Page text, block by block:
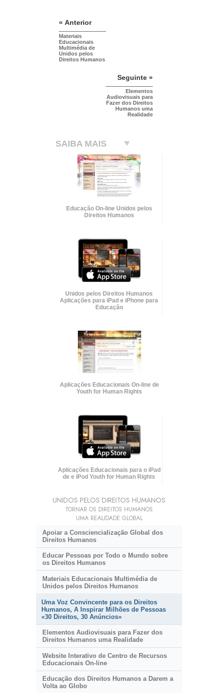
« Anterior
Materiais
Educacionais
Multimédia de
Unidos pelos
Direitos Humanos
Seguinte »
Elementos
Audiovisuais para
Fazer dos Direitos
Humanos uma
Realidade
SAIBA MAIS
Educação On-line Unidos pelos
Direitos Humanos
Unidos pelos Direitos Humanos
Aplicações para iPad e iPhone para
Educação
Aplicações Educacionais On-line de
Youth for Human Rights
Aplicações Educacionais para o iPad
de e iPod Youth for Human Rights
UNIDOS PELOS DIREITOS HUMANOS
TORNAR OS DIREITOS HUMANOS
UMA REALIDADE GLOBAL
Apoiar a Consciencialização Global dos
Direitos Humanos
Educar Pessoas por Todo o Mundo sobre
os Direitos Humanos
Materiais Educacionais Multimédia de
Unidos pelos Direitos Humanos
Uma Voz Convincente para os Direitos
Humanos, A Inspirar Milhões de Pessoas
«30 Direitos, 30 Anúncios»
Elementos Audiovisuais para Fazer dos
Direitos Humanos uma Realidade
Website Interativo de Centro de Recursos
Educacionais On-line
Educação dos Direitos Humanos a Darem a
Volta ao Globo